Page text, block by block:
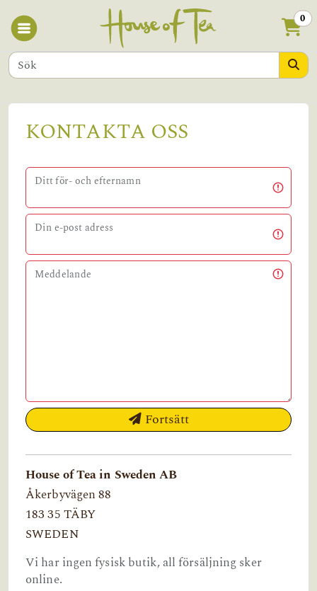
0
KONTAKTA OSS
Ditt för- och efternamn
Din e-post adress
Meddelande
Fortsätt
House of Tea in Sweden AB
Åkerbyvägen 88
183 35 TÄBY
SWEDEN
Vi har ingen fysisk butik, all försäljning sker
online.